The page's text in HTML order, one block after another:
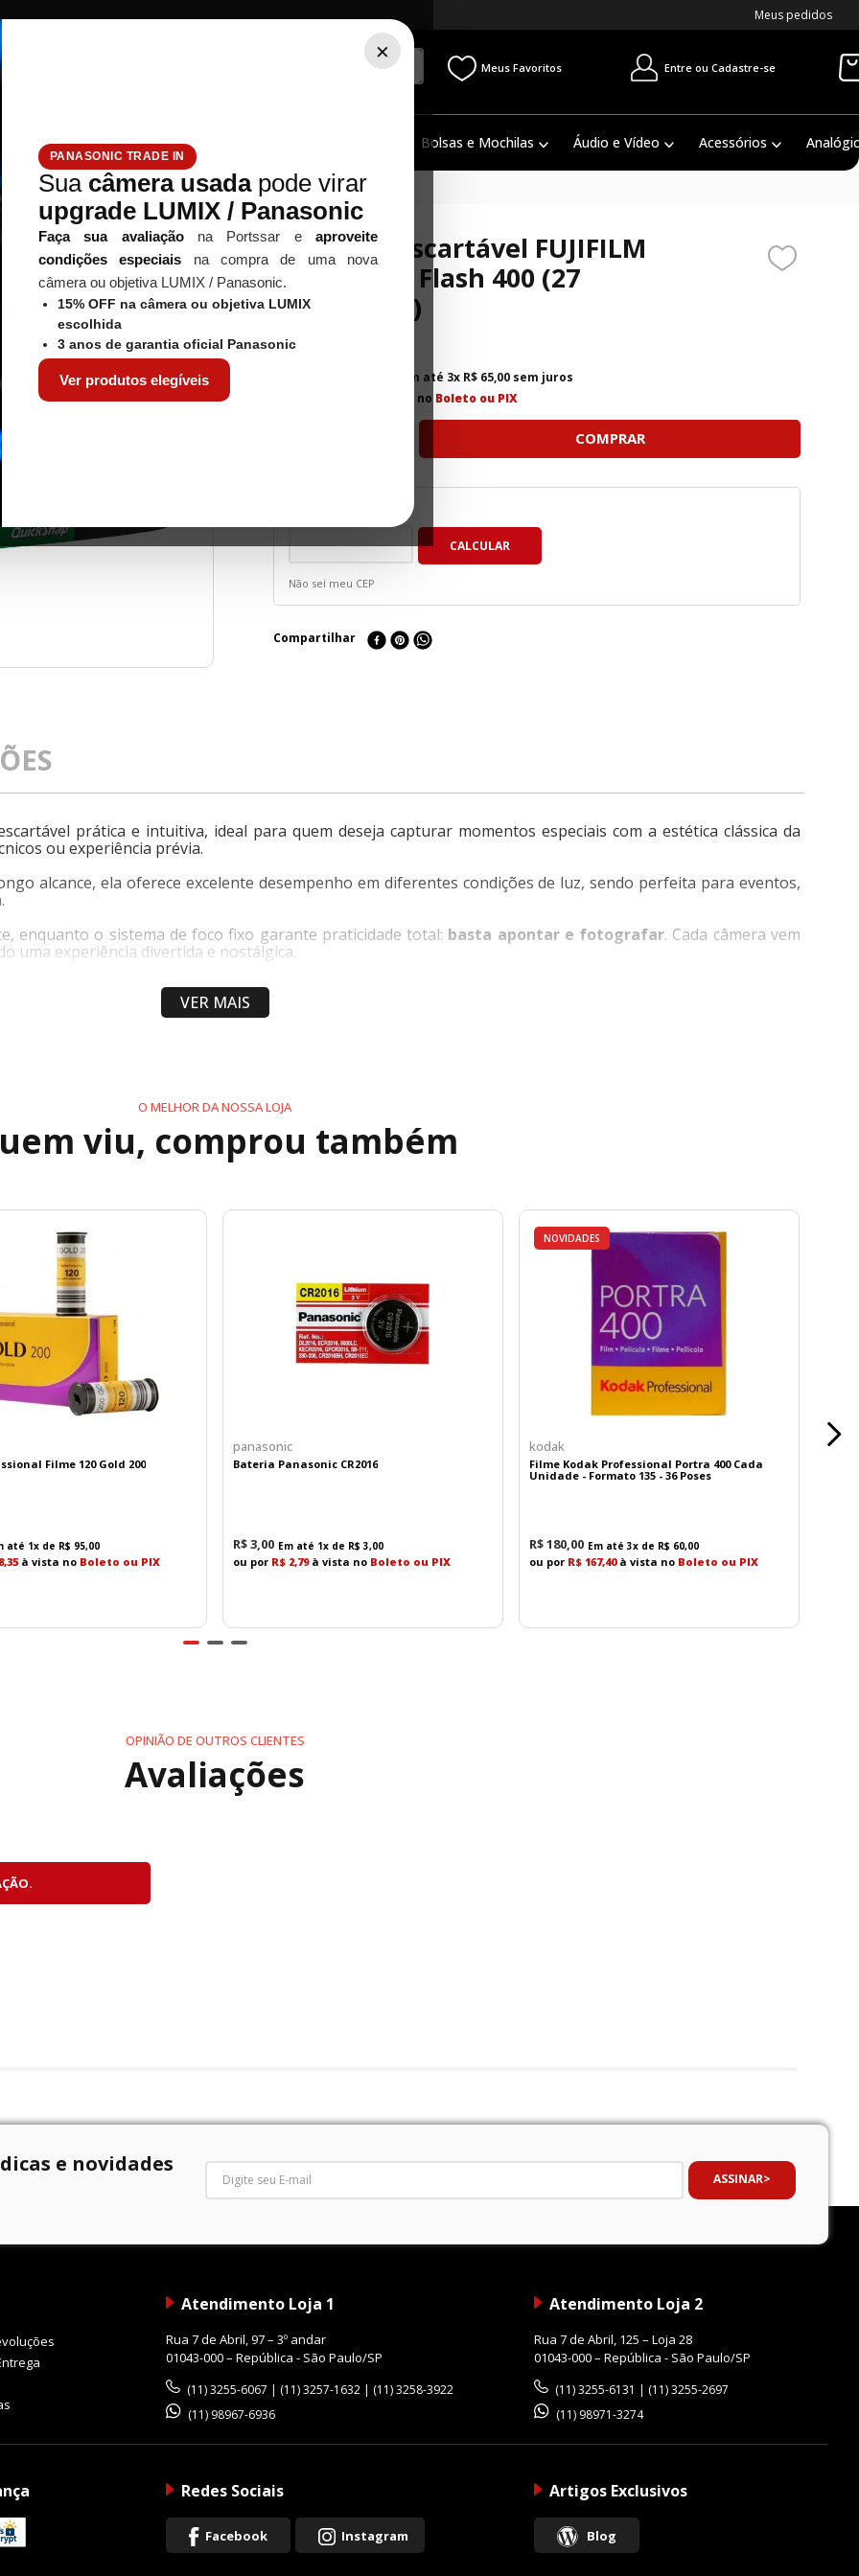
×
PANASONIC TRADE IN
Sua câmera usadapode virar
upgrade LUMIX / Panasonic
Faça sua avaliaçãona Portssar eaproveite
condições especiais na compra de uma nova
câmera ou objetiva LUMIX / Panasonic.
15% OFF na câmera ou objetiva LUMIX
escolhida
3 anos de garantia oficial Panasonic
Ver produtos elegíveis
Meus pedidos
Meus Favoritos Entre ou Cadastre-se
Tripé / Monopé Estúdio / Iluminação Bolsas e Mochilas Áudio e Vídeo Acessórios
Flash 400 (27 exposições)
FUJIFILM
Câmera descartável FUJIFILM
QuickSnap Flash 400 (27
exposições)
Em até 3x R$ 65,00 sem juros
à vista no Boleto ou PIX
COMPRAR
Não sei meu CEP
Compartilhar
prática e intuitiva, ideal para quem deseja capturar momentos especiais com a estética clássica da
ou experiência prévia.
alcance, ela oferece excelente desempenho em diferentes condições de luz, sendo perfeita para eventos,
enquanto o sistema de foco fixo garante praticidade total: basta apontar e fotografar. Cada câmera vem
uma experiência divertida e nostálgica.
de forma simples, divertida e com o charme único da fotografia analógica.
VER MAIS
O MELHOR DA NOSSA LOJA
viu, comprou também
Filme 120 Gold 200
até 1x de R$ 95,00
à vista no Boleto ou PIX
panasonic
Bateria Panasonic CR2016
R$3 00 Em até 1x de R$ 3,00
ou por R$ 2,79à vista no Boleto ou PIX
NOVIDADES
kodak
Filme Kodak Professional Portra 400 Cada
Unidade - Formato 135 - 36 Poses
R$180 00 Em até3x de R$ 60,00
ou por R$ 167,40à vista no Boleto ou PIX
OPINIÃO DE OUTROS CLIENTES
Avaliações
e novidades
ASSINAR
Atendimento Loja 1
Rua 7 de Abril, 97 – 3º andar
01043-000 – República - São Paulo/SP
(11) 3255-6067 | (11) 3257-1632 | (11) 3258-3922
(11) 98967-6936
Atendimento Loja 2
Rua 7 de Abril, 125 – Loja 28
01043-000 – República - São Paulo/SP
(11) 3255-6131 | (11) 3255-2697
(11) 98971-3274
Redes Sociais
Facebook Instagram
Artigos Exclusivos
Blog